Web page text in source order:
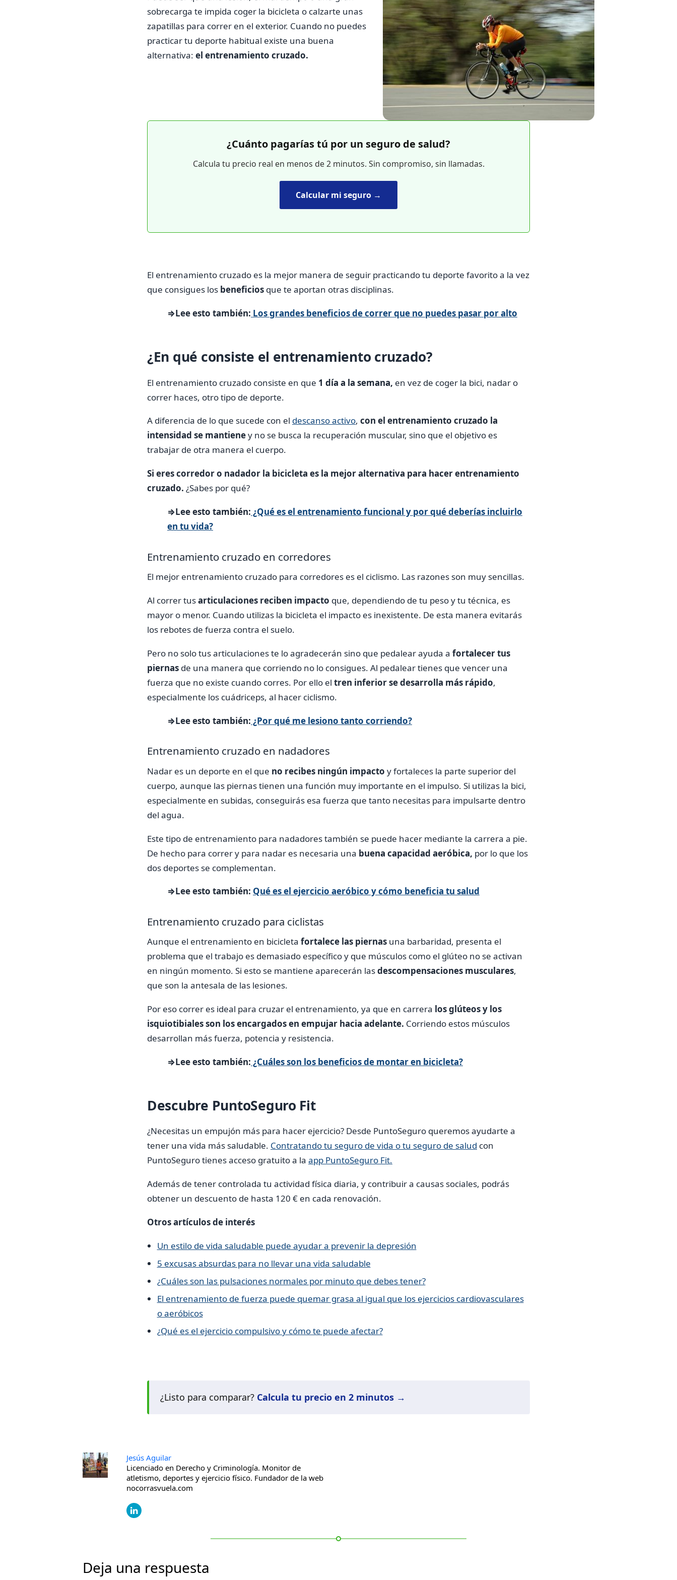
sobrecarga te impida coger la bicicleta o calzarte unas
zapatillas para correr en el exterior. Cuando no puedes
practicar tu deporte habitual existe una buena
alternativa: el entrenamiento cruzado.
¿Cuánto pagarías tú por un seguro de salud?
Calcula tu precio real en menos de 2 minutos. Sin compromiso, sin llamadas.
Calcular mi seguro →
El entrenamiento cruzado es la mejor manera de seguir practicando tu deporte favorito a la vez
que consigues los beneficios que te aportan otras disciplinas.
⇒Lee esto también: Los grandes beneficios de correr que no puedes pasar por alto
¿En qué consiste el entrenamiento cruzado?
El entrenamiento cruzado consiste en que 1 día a la semana, en vez de coger la bici, nadar o
correr haces, otro tipo de deporte.
A diferencia de lo que sucede con el descanso activo, con el entrenamiento cruzado la
intensidad se mantieney no se busca la recuperación muscular, sino que el objetivo es
trabajar de otra manera el cuerpo.
Si eres corredor o nadador la bicicleta es la mejor alternativa para hacer entrenamiento
cruzado. ¿Sabes por qué?
⇒Lee esto también: ¿Qué es el entrenamiento funcional y por qué deberías incluirlo
en tu vida?
Entrenamiento cruzado en corredores
El mejor entrenamiento cruzado para corredores es el ciclismo. Las razones son muy sencillas.
Al correr tusarticulaciones reciben impacto que, dependiendo de tu peso y tu técnica, es
mayor o menor. Cuando utilizas la bicicleta el impacto es inexistente. De esta manera evitarás
los rebotes de fuerza contra el suelo.
Pero no solo tus articulaciones te lo agradecerán sino que pedalear ayuda a fortalecer tus
piernas de una manera que corriendo no lo consigues. Al pedalear tienes que vencer una
fuerza que no existe cuando corres. Por ello el tren inferior se desarrolla más rápido,
especialmente los cuádriceps, al hacer ciclismo.
⇒Lee esto también: ¿Por qué me lesiono tanto corriendo?
Entrenamiento cruzado en nadadores
Nadar es un deporte en el que no recibes ningún impacto y fortaleces la parte superior del
cuerpo, aunque las piernas tienen una función muy importante en el impulso. Si utilizas la bici,
especialmente en subidas, conseguirás esa fuerza que tanto necesitas para impulsarte dentro
del agua.
Este tipo de entrenamiento para nadadores también se puede hacer mediante la carrera a pie.
De hecho para correr y para nadar es necesaria una buena capacidad aeróbica, por lo que los
dos deportes se complementan.
⇒Lee esto también: Qué es el ejercicio aeróbico y cómo beneficia tu salud
Entrenamiento cruzado para ciclistas
Aunque el entrenamiento en bicicleta fortalece las piernas una barbaridad, presenta el
problema que el trabajo es demasiado específico y que músculos como el glúteo no se activan
en ningún momento. Si esto se mantiene aparecerán lasdescompensaciones musculares,
que son la antesala de las lesiones.
Por eso correr es ideal para cruzar el entrenamiento, ya que en carrera los glúteos y los
isquiotibiales son los encargados en empujar hacia adelante. Corriendo estos músculos
desarrollan más fuerza, potencia y resistencia.
⇒Lee esto también: ¿Cuáles son los beneficios de montar en bicicleta?
Descubre PuntoSeguro Fit
¿Necesitas un empujón más para hacer ejercicio? Desde PuntoSeguro queremos ayudarte a
tener una vida más saludable. Contratando tu seguro de vida o tu seguro de salud con
PuntoSeguro tienes acceso gratuito a la app PuntoSeguro Fit.
Además de tener controlada tu actividad física diaria, y contribuir a causas sociales, podrás
obtener un descuento de hasta 120 € en cada renovación.
Otros artículos de interés
Un estilo de vida saludable puede ayudar a prevenir la depresión
5 excusas absurdas para no llevar una vida saludable
¿Cuáles son las pulsaciones normales por minuto que debes tener?
El entrenamiento de fuerza puede quemar grasa al igual que los ejercicios cardiovasculares
o aeróbicos
¿Qué es el ejercicio compulsivo y cómo te puede afectar?
¿Listo para comparar? Calcula tu precio en 2 minutos →
Jesús Aguilar
Licenciado en Derecho y Criminología. Monitor de
atletismo, deportes y ejercicio físico. Fundador de la web
nocorrasvuela.com
Deja una respuesta